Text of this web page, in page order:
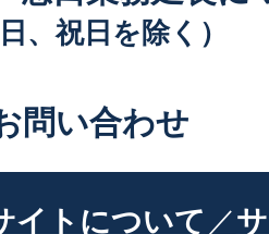
、祝日を除く）
問い合わせ
イトについて